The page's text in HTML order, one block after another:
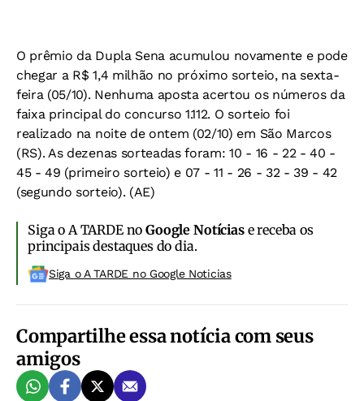
O prêmio da Dupla Sena acumulou novamente e pode
chegar a R$ 1,4 milhão no próximo sorteio, na sexta-
feira (05/10). Nenhuma aposta acertou os números da
faixa principal do concurso 1.112. O sorteio foi
realizado na noite de ontem (02/10) em São Marcos
(RS). As dezenas sorteadas foram: 10 - 16 - 22 - 40 -
45 - 49 (primeiro sorteio) e 07 - 11 - 26 - 32 - 39 - 42
(segundo sorteio). (AE)
Siga o A TARDE noGoogle Notíciase receba os
principais destaques do dia.
Siga o A TARDE no Google Noticias
Compartilhe essa notícia com seus
amigos